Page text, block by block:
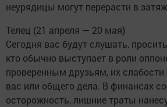
неурядицы могут перерасти в
Телец (21 апреля — 20 мая)
Сегодня вас будут слушать,
кто обычно выступает в роли
проверенным друзьям, их
вас или общего дела. В финансах
осторожность, лишние траты